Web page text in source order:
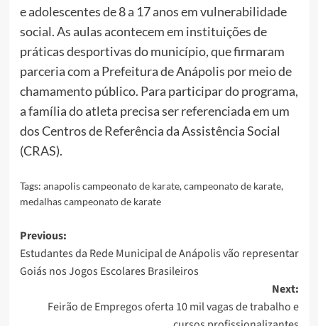
e adolescentes de 8 a 17 anos em vulnerabilidade
social. As aulas acontecem em instituições de
práticas desportivas do município, que firmaram
parceria com a Prefeitura de Anápolis por meio de
chamamento público. Para participar do programa,
a família do atleta precisa ser referenciada em um
dos Centros de Referência da Assistência Social
(CRAS).
Tags: anapolis campeonato de karate,campeonato de karate,
medalhas campeonato de karate
Post
navigation
Previous:
Estudantes da Rede Municipal de Anápolis vão representar
Goiás nos Jogos Escolares Brasileiros
Next:
Feirão de Empregos oferta 10 mil vagas de trabalho e